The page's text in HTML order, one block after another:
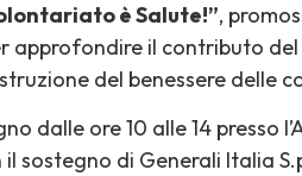
è Salute!”,
approfondire il contributo
del benessere delle
dalle ore 10 alle 14
sostegno di Generali Italia